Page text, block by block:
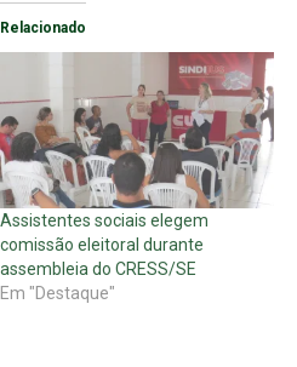
Relacionado
Assistentes sociais elegem
comissão eleitoral durante
assembleia do CRESS/SE
Em "Destaque"